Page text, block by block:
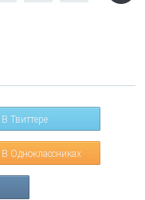
В Твиттере
В Одноклассниках